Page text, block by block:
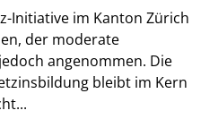
Initiative im Kanton Zürich
der moderate
angenommen. Die
bleibt im Kern